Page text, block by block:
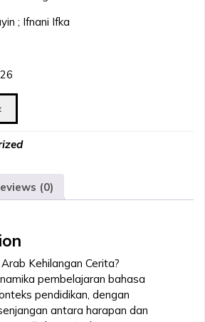
; Ifnani Ifka
(0)
Kehilangan Cerita?
pembelajaran bahasa
pendidikan, dengan
antara harapan dan